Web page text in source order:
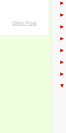
Older Post
►
►
►
►
►
►
►
▼